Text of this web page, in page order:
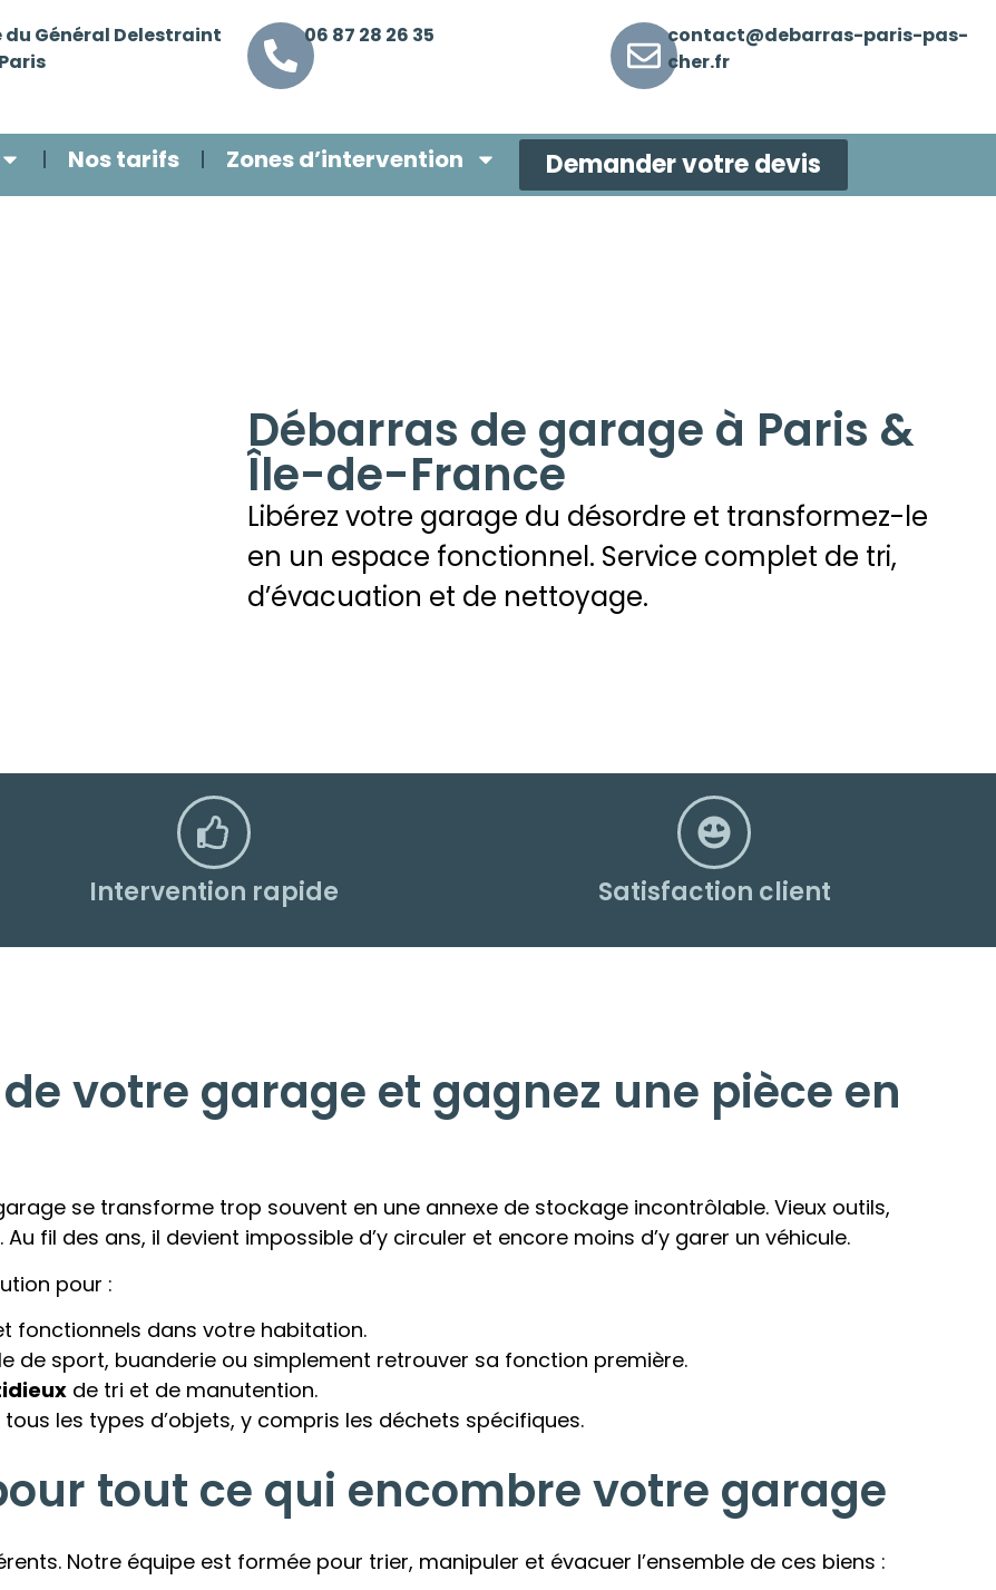
du Général Delestraint
06 87 28 26 35
contact@debarras-paris-pas-
cher.fr
Nos tarifs Zones d’intervention Demander votre devis
Débarras de garage à Paris &
Île-de-France
Libérez votre garage du désordre et transformez-le
en un espace fonctionnel. Service complet de tri,
d’évacuation et de nettoyage.
Intervention rapide Satisfaction client
votre garage et gagnez une pièce en
se transforme trop souvent en une annexe de stockage incontrôlable. Vieux outils,
fil des ans, il devient impossible d’y circuler et encore moins d’y garer un véhicule.
pour :
fonctionnels dans votre habitation.
de sport, buanderie ou simplement retrouver sa fonction première.
de tri et de manutention.
tous les types d’objets, y compris les déchets spécifiques.
tout ce qui encombre votre garage
Notre équipe est formée pour trier, manipuler et évacuer l’ensemble de ces biens :